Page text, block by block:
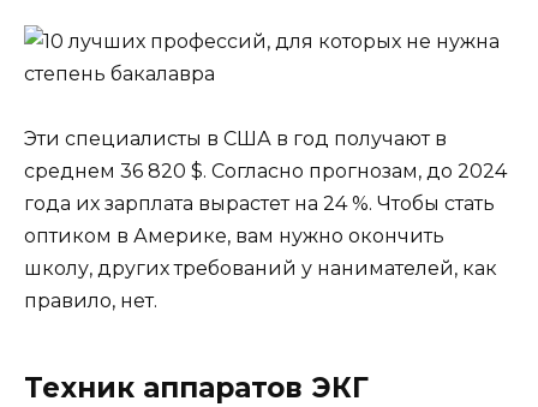
Эти специалисты в США в год получают в
среднем 36 820 $. Согласно прогнозам, до 2024
года их зарплата вырастет на 24 %. Чтобы стать
оптиком в Америке, вам нужно окончить
школу, других требований у нанимателей, как
правило, нет.
Техник аппаратов ЭКГ